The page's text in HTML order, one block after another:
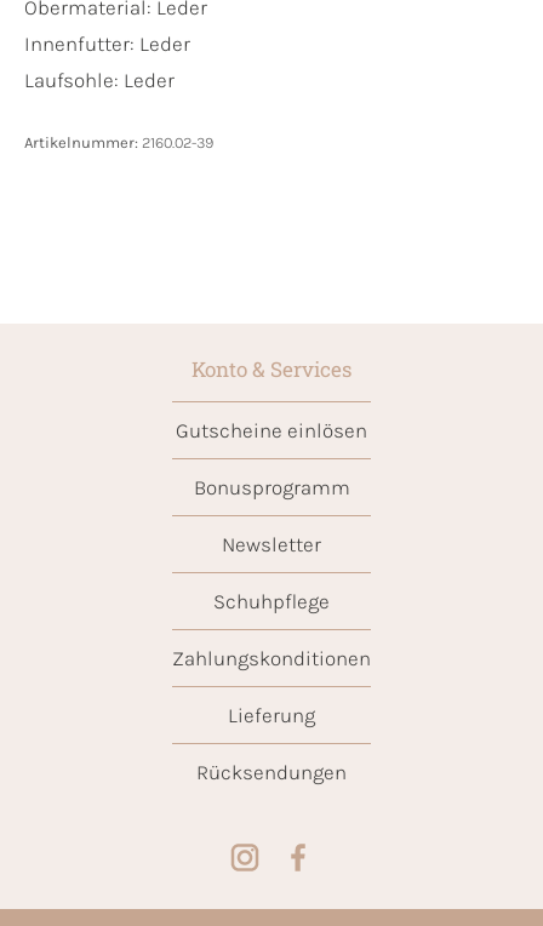
Obermaterial: Leder
Innenfutter: Leder
Laufsohle: Leder
Artikelnummer: 2160.02-39
Konto & Services
Gutscheine einlösen
Bonusprogramm
Newsletter
Schuhpflege
Zahlungskonditionen
Lieferung
Rücksendungen